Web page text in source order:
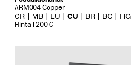
ARM004 Copper
CR MB LU CU BR BC HG
Hinta 1 200 €